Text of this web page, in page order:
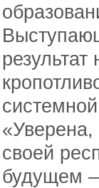
«Уверена,
своей
будущем